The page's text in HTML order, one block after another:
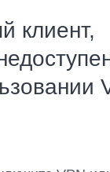
клиент,